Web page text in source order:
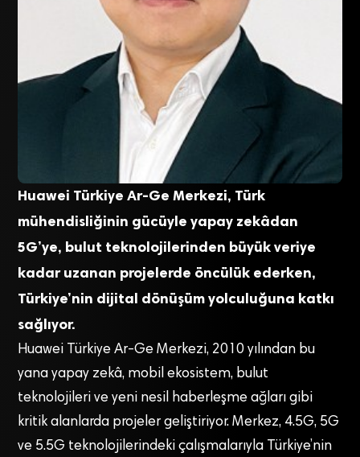
Huawei Türkiye Ar-Ge Merkezi, Türk
mühendisliğinin gücüyle yapay zekâdan
5G’ye, bulut teknolojilerinden büyük veriye
kadar uzanan projelerde öncülük ederken,
Türkiye’nin dijital dönüşüm yolculuğuna katkı
sağlıyor.
Huawei Türkiye Ar-Ge Merkezi, 2010 yılından bu
yana yapay zekâ, mobil ekosistem, bulut
teknolojileri ve yeni nesil haberleşme ağları gibi
kritik alanlarda projeler geliştiriyor. Merkez, 4.5G, 5G
ve 5.5G teknolojilerindeki çalışmalarıyla Türkiye’nin